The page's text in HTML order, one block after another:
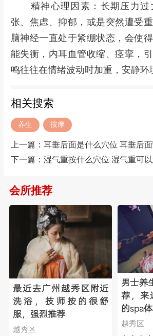
精神心理因素：长期压力过
张、焦虑、抑郁，或是突然遭受
脑神经一直处于紧绷状态，会使
能失衡，内耳血管收缩、痉挛，
鸣往往在情绪波动时加重，安静环
相关搜索
养生 按摩
上一篇： 耳垂后面是什么穴位 耳垂后
下一篇： 湿气重按什么穴位 湿气重可
会所推荐
最近去广州越秀区附近
洗浴，技师按的很舒
服，强烈推荐
越秀区
男士养
荐，来
的spa
越秀区